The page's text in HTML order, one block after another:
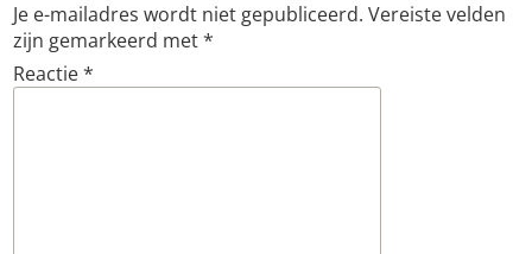
Je e-mailadres wordt niet gepubliceerd. Vereiste velden
zijn gemarkeerd met*
Reactie*